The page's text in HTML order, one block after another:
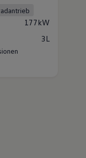
177kW
3L